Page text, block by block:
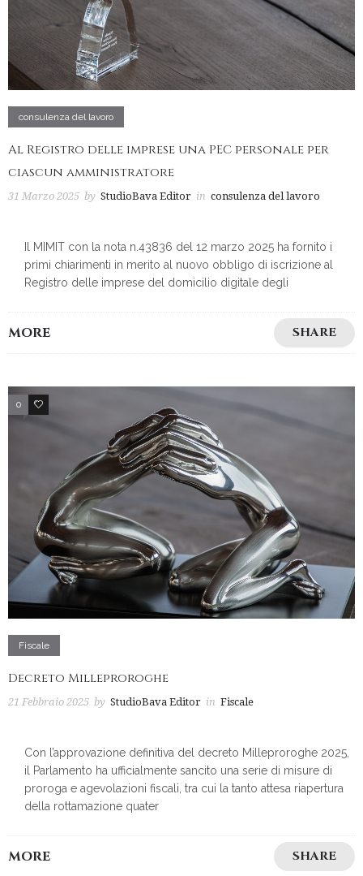
consulenza del lavoro
Al Registro delle imprese una PEC personale per
ciascun amministratore
31 Marzo 2025 by StudioBava Editor in consulenza del lavoro
Il MIMIT con la nota n.43836 del 12 marzo 2025 ha fornito i
primi chiarimenti in merito al nuovo obbligo di iscrizione al
Registro delle imprese del domicilio digitale degli
MORE SHARE
0 2
Fiscale
Decreto Milleproroghe
21 Febbraio 2025 by StudioBava Editor in Fiscale
Con l’approvazione definitiva del decreto Milleproroghe 2025,
il Parlamento ha ufficialmente sancito una serie di misure di
proroga e agevolazioni fiscali, tra cui la tanto attesa riapertura
della rottamazione quater
MORE SHARE